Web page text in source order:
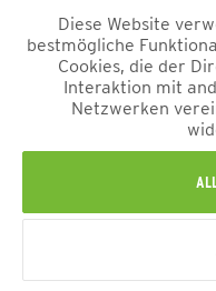
sowie
Rabattcode ist nicht mit
kombinierbar. Der
*Alle Preise verstehen
und ggf.
Alle
Diese Website
bestmögliche
Cookies, die der
Interaktion mit
Netzwerken